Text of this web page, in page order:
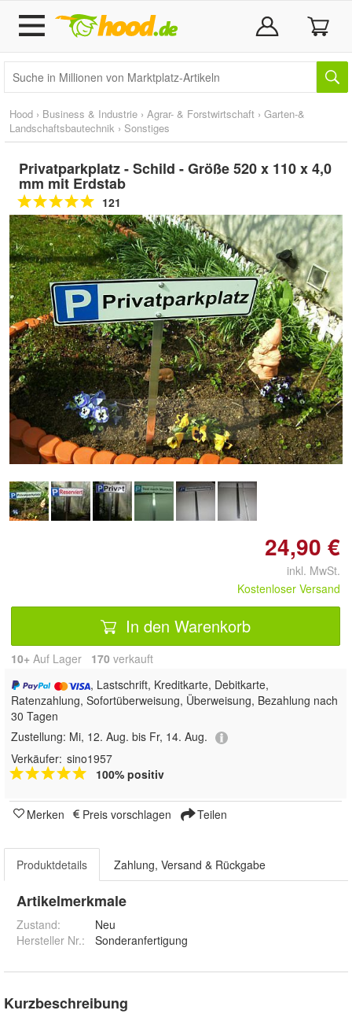
Hood › Business & Industrie › Agrar- & Forstwirtschaft › Garten-&
Landschaftsbautechnik › Sonstiges
Privatparkplatz - Schild - Größe 520 x 110 x 4,0
mm mit Erdstab
121
Doppelt antippen zum
vergrößern
24,90 €
inkl. MwSt.
Kostenloser Versand
In den Warenkorb
10+ Auf Lager 170 verkauft
, Lastschrift, Kreditkarte, Debitkarte,
Ratenzahlung, Sofortüberweisung, Überweisung, Bezahlung nach
30 Tagen
Zustellung: Mi, 12. Aug. bis Fr, 14. Aug.
Verkäufer: sino1957
100% positiv
Merken Preis vorschlagen Teilen
Produktdetails Zahlung, Versand & Rückgabe
Artikelmerkmale
Zustand:
Neu
Hersteller Nr.:
Sonderanfertigung
Kurzbeschreibung